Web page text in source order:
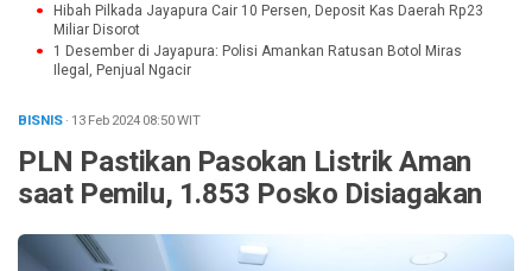
Hibah Pilkada Jayapura Cair 10 Persen, Deposit Kas Daerah Rp23
Miliar Disorot
1 Desember di Jayapura: Polisi Amankan Ratusan Botol Miras
Ilegal, Penjual Ngacir
BISNIS· 13 Feb 202408:50WIT
PLN Pastikan Pasokan Listrik Aman
saat Pemilu, 1.853 Posko Disiagakan